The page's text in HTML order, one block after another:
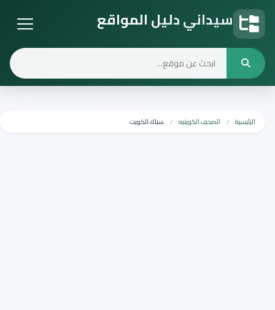
سيداني دليل المواقع
الرئيسية الصحف الكويتيه سباك الكويت